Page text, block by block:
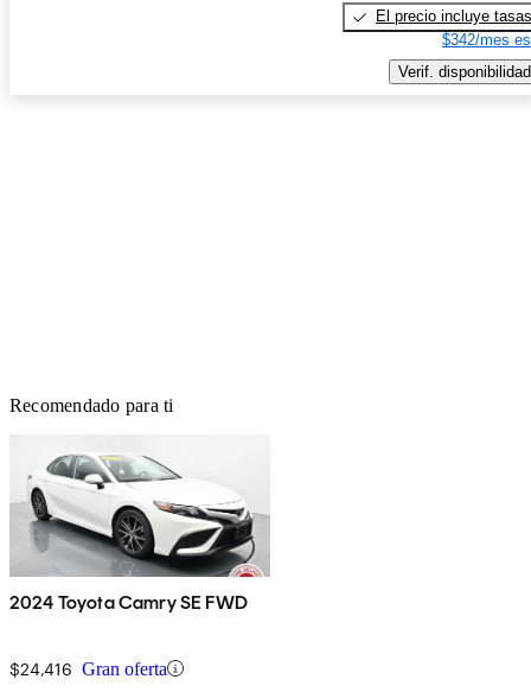
El precio incluye tasas
$342/mes
Verif. disponibilidad
Recomendado para ti
2024 Toyota Camry SE FWD
$24,416 Gran oferta